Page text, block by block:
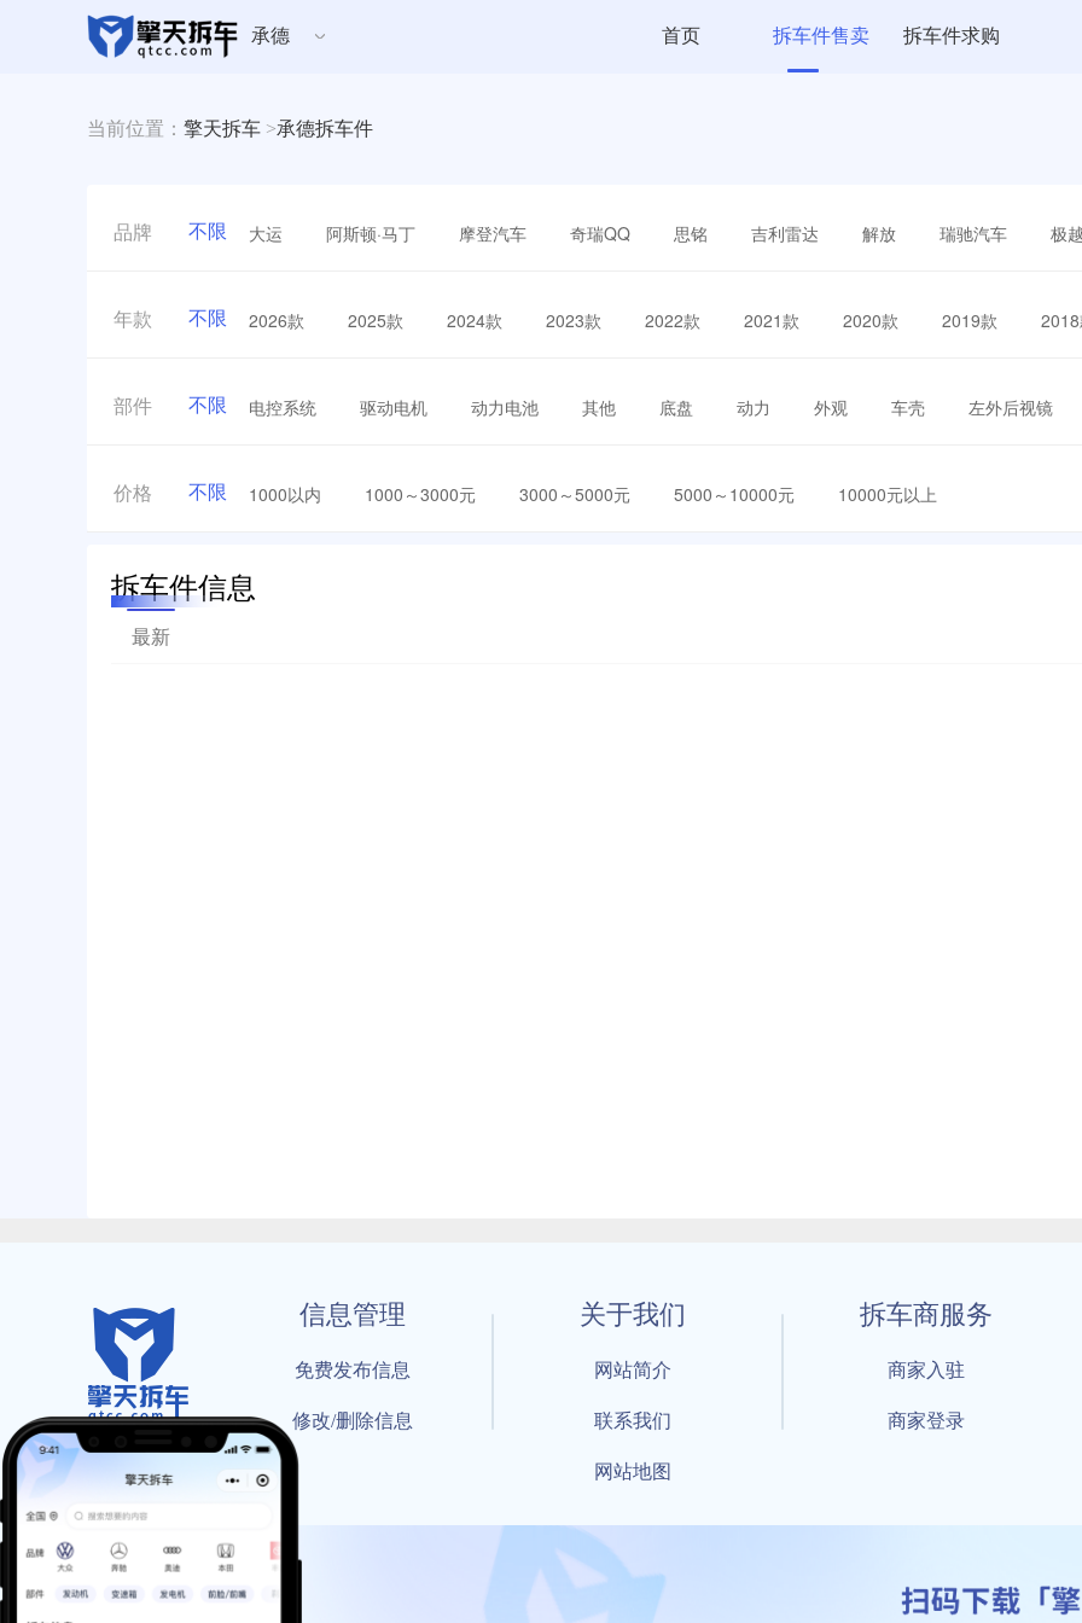
承德 首页 拆车件售卖 拆车件求购
当前位置： 擎天拆车 >承德拆车件
品牌 不限 大运 阿斯顿·马丁 摩登汽车 奇瑞QQ 思铭 吉利雷达 解放 瑞驰汽车 极
年款 不限 2026款 2025款 2024款 2023款 2022款 2021款 2020款 2019款
部件 不限 电控系统 驱动电机 动力电池 其他 底盘 动力 外观 车壳 左外后视镜
价格 不限 1000以内 1000～3000元 3000～5000元 5000～10000元 10000元以上
拆车件信息
最新
信息管理
免费发布信息
修改/删除信息
关于我们
网站简介
联系我们
网站地图
拆车商服务
商家入驻
商家登录
© 2021 By 擎天拆车-买卖拆车件，擎天拆车好省快 All Rights Reserved
工信部备案号：鲁ICP备18021004号-17 公安部备案号： 鲁公网安备